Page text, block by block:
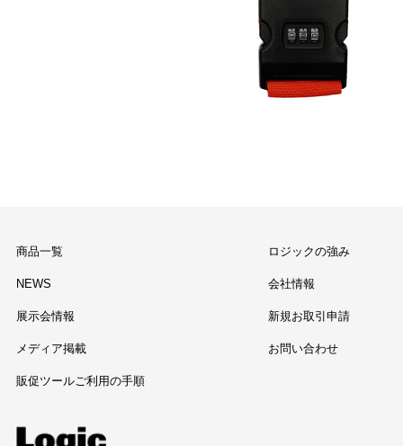
商品一覧
NEWS
展示会情報
メディア掲載
販促ツールご利用の手順
ロジックの強み
会社情報
新規お取引申請
お問い合わせ